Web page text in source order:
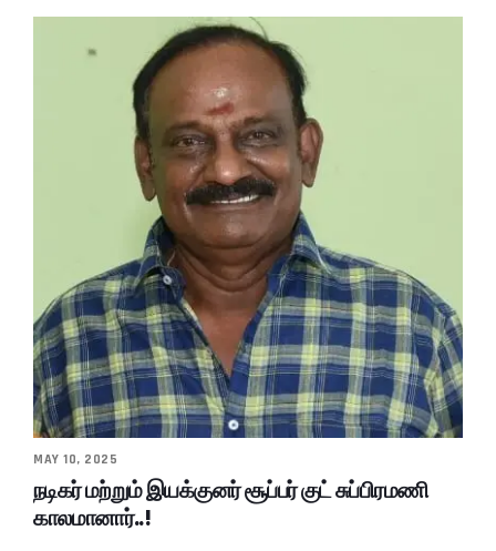
MAY 10, 2025
நடிகர் மற்றும் இயக்குனர் சூப்பர் குட் சுப்பிரமணி
காலமானார்..!